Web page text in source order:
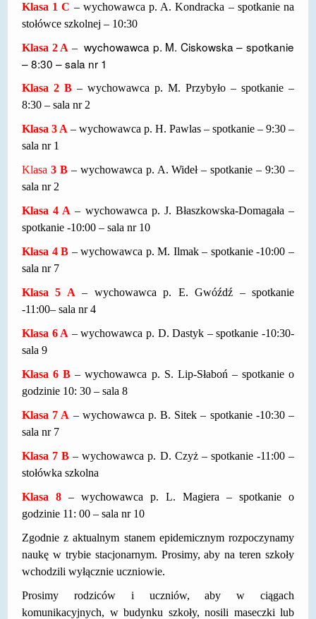
PROJEKT ,,SZKOŁY Z JAKOŚCIĄ – ROZWÓJ
KSZTAŁCENIA OGÓLNEGO NA TERENIE MIASTA
ŻORY”
mLegitymacja
Klasa 1 C – wychowawca p. A. Kondracka – spotkanie na
stołówce szkolnej – 10:30
Klasa 2 A – wychowawca p. M. Ciskowska – spotkanie
– 8:30 – sala nr 1
Klasa 2 B – wychowawca p. M. Przybyło – spotkanie –
8:30 – sala nr 2
Klasa 3 A – wychowawca p. H. Pawlas – spotkanie – 9:30 –
sala nr 1
Klasa 3 B– wychowawca p. A. Wideł – spotkanie – 9:30 –
sala nr 2
Klasa 4 A – wychowawca p. J. Błaszkowska-Domagała –
spotkanie -10:00 – sala nr 10
Klasa 4 B – wychowawca p. M. Ilmak – spotkanie -10:00 –
sala nr 7
Klasa 5 A – wychowawca p. E. Gwóźdź – spotkanie
-11:00– sala nr 4
Klasa 6 A – wychowawca p. D. Dastyk – spotkanie -10:30-
sala 9
Klasa 6 B – wychowawca p. S. Lip-Słaboń – spotkanie o
godzinie 10: 30 – sala 8
Klasa 7 A – wychowawca p. B. Sitek – spotkanie -10:30 –
sala nr 7
Klasa 7 B – wychowawca p. D. Czyż – spotkanie -11:00 –
stołówka szkolna
Klasa 8 – wychowawca p. L. Magiera – spotkanie o
godzinie 11: 00 – sala nr 10
Zgodnie z aktualnym stanem epidemicznym rozpoczynamy
naukę w trybie stacjonarnym. Prosimy, aby na teren szkoły
wchodzili wyłącznie uczniowie.
Prosimy rodziców i uczniów, aby w ciągach
komunikacyjnych, w budynku szkoły, nosili maseczki lub